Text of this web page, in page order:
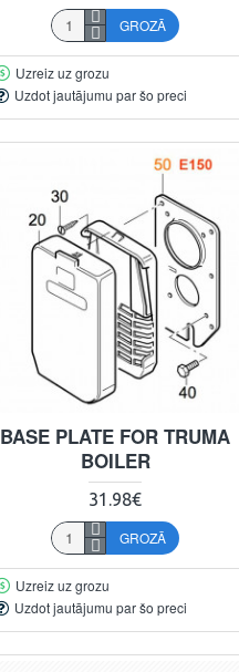
GROZĀ
Uzreiz uz grozu
Uzdot jautājumu par šo preci
BASE PLATE FOR TRUMA
BOILER
31.98€
GROZĀ
Uzreiz uz grozu
Uzdot jautājumu par šo preci